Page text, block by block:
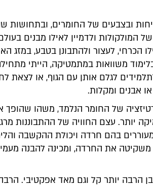
ובצבעים של החומרים, ובתחושות
המולקולות ולדמיין לאילו מבנים
הכרחי, לעצור ולהתבונן בטבע, במזג
משוואות במתמטיקה, הייתי
לגלם אותן עם הגוף, או לצאת
אבנים ומקלות.
של החומר הנלמד, משהו שהופך
יותר. עצם החוויה של ההתבוננות
בהם חרדה ויכולת ההקשבה
משקיטה את החרדה, ומכינה להבנה
הרבה יותר קל וגם מאד אפקטיבי.